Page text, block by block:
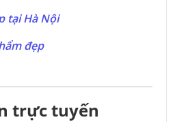
tại Hà Nội
đẹp
trực tuyến